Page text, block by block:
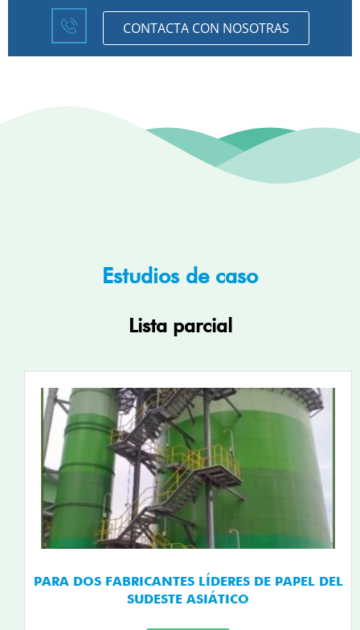
CONTACTA CON NOSOTRAS
Estudios de caso
Lista parcial
PARA DOS FABRICANTES LÍDERES DE PAPEL DEL
SUDESTE ASIÁTICO